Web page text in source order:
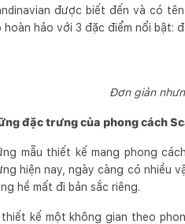
được biết đến và có
hoàn hảo với 3 đặc điểm nổi bật:
Đơn giản
đặc trưng của phong cách
mẫu thiết kế mang phong
hiện nay, ngày càng có nhiều
hề mất đi bản sắc riêng.
thiết kế một không gian theo